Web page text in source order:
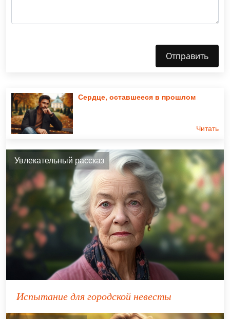
Отправить
Сердце, оставшееся в прошлом
Читать
Увлекательный рассказ
Испытание для городской невесты